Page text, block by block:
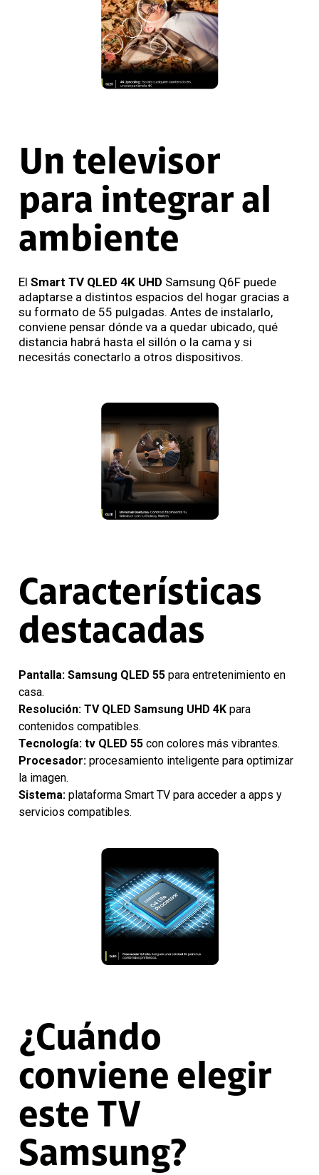
Un televisor
para integrar al
ambiente
El Smart TV QLED 4K UHD Samsung Q6F puede
adaptarse a distintos espacios del hogar gracias a
su formato de 55 pulgadas. Antes de instalarlo,
conviene pensar dónde va a quedar ubicado, qué
distancia habrá hasta el sillón o la cama y si
necesitás conectarlo a otros dispositivos.
Características
destacadas
Pantalla: Samsung QLED 55 para entretenimiento en
casa.
Resolución: TV QLED Samsung UHD 4K para
contenidos compatibles.
Tecnología: tv QLED 55 con colores más vibrantes.
Procesador: procesamiento inteligente para optimizar
la imagen.
Sistema: plataforma Smart TV para acceder a apps y
servicios compatibles.
¿Cuándo
conviene elegir
este TV
Samsung?